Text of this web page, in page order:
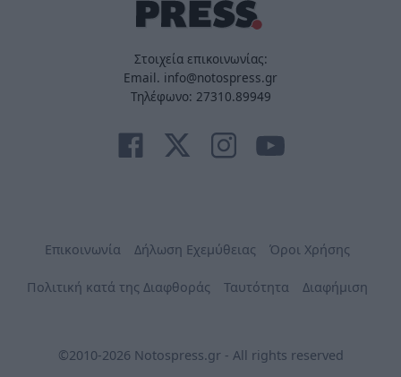
Στοιχεία επικοινωνίας:
Email. info@notospress.gr
Τηλέφωνο: 27310.89949
Επικοινωνία Δήλωση Εχεμύθειας Όροι Χρήσης
Πολιτική κατά της Διαφθοράς Ταυτότητα Διαφήμιση
©2010-2026 Notospress.gr - All rights reserved